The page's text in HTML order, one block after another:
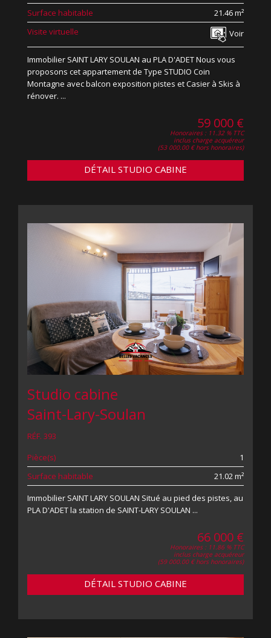
Surface habitable
21.46 m²
Visite virtuelle
Voir
Immobilier SAINT LARY SOULAN au PLA D'ADET Nous vous
proposons cet appartement de Type STUDIO Coin
Montagne avec balcon exposition pistes et Casier à Skis à
rénover. ...
59 000 €
Honoraires : 11.32 % TTC
inclus charge acquéreur
(53 000.00 € hors honoraires)
DÉTAIL STUDIO CABINE
Studio cabine
Saint-Lary-Soulan
RÉF. 393
Pièce(s)
1
Surface habitable
21.02 m²
Immobilier SAINT LARY SOULAN Situé au pied des pistes, au
PLA D'ADET la station de SAINT-LARY SOULAN ...
66 000 €
Honoraires : 11.86 % TTC
inclus charge acquéreur
(59 000.00 € hors honoraires)
DÉTAIL STUDIO CABINE